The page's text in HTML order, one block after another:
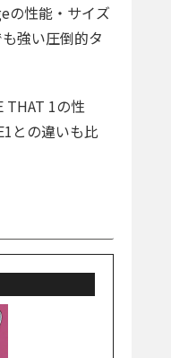
の性能・サイズ
強い圧倒的タ
THAT 1の性
との違いも比